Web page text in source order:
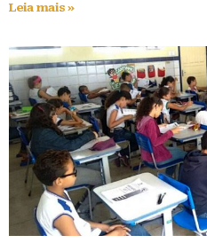
Leia mais »